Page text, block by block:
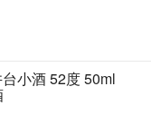
小酒 52度 50ml